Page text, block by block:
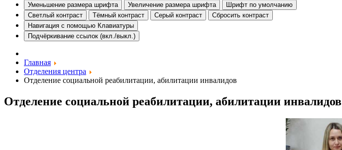
Уменьшение размера шрифта Увеличение размера шрифта
Шрифт по умолчанию
Светлый контраст
Тёмный контраст Серый контраст
Сбросить контраст
Навигация с помощью Клавиатуры
Подчёркивание ссылок (вкл./выкл.)
Главная
Отделения центра
Отделение социальной реабилитации, абилитации инвалидов
Отделение социальной реабилитации, абилитации инвалидов